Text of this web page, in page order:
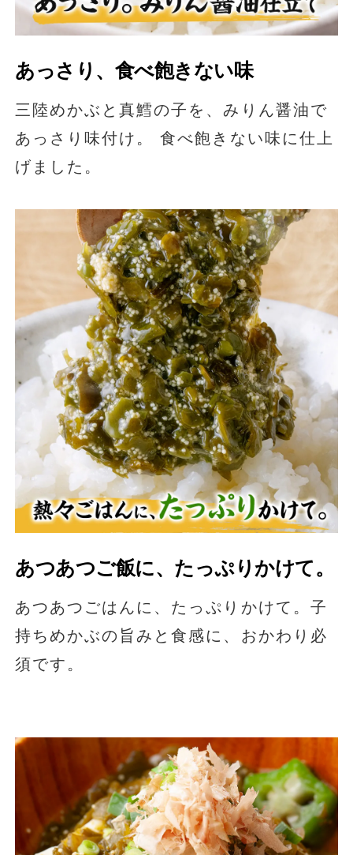
あっさり、食べ飽きない味
三陸めかぶと真鱈の子を、みりん醤油で
あっさり味付け。 食べ飽きない味に仕上
げました。
あつあつご飯に、たっぷりかけて。
あつあつごはんに、たっぷりかけて。子
持ちめかぶの旨みと食感に、おかわり必
須です。